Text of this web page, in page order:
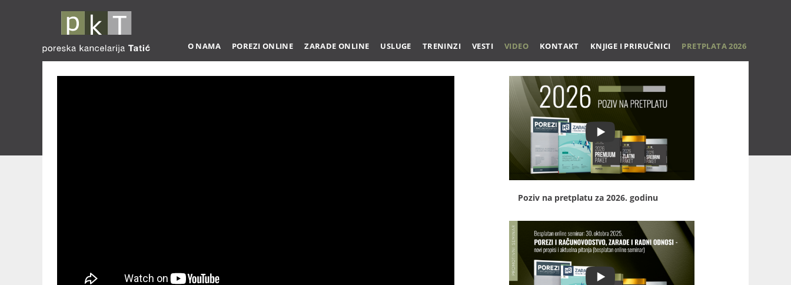
O NAMA POREZI ONLINE ZARADE ONLINE USLUGE TRENINZI VESTI VIDEO KONTAKT KNJIGE I PRIRUČNICI PRETPLATA 2026
Poziv na pretplatu za 2026. godinu